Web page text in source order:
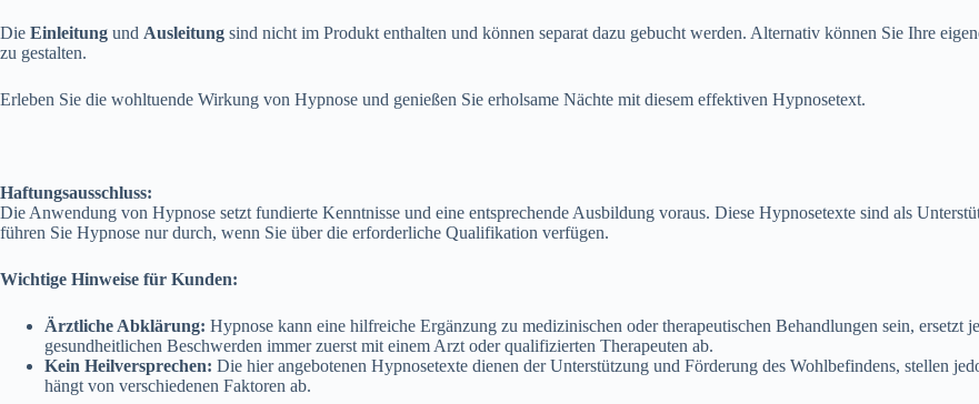
Die Einleitung und Ausleitung sind nicht im Produkt enthalten und können separat dazu gebucht werden. Alternativ können Sie Ihre
zu gestalten.
Erleben Sie die wohltuende Wirkung von Hypnose und genießen Sie erholsame Nächte mit diesem effektiven Hypnosetext.
Haftungsausschluss:
Die Anwendung von Hypnose setzt fundierte Kenntnisse und eine entsprechende Ausbildung voraus. Diese Hypnosetexte sind als
führen Sie Hypnose nur durch, wenn Sie über die erforderliche Qualifikation verfügen.
Wichtige Hinweise für Kunden:
Ärztliche Abklärung: Hypnose kann eine hilfreiche Ergänzung zu medizinischen oder therapeutischen Behandlungen sein,
gesundheitlichen Beschwerden immer zuerst mit einem Arzt oder qualifizierten Therapeuten ab.
Kein Heilversprechen: Die hier angebotenen Hypnosetexte dienen der Unterstützung und Förderung des Wohlbefindens, stellen
hängt von verschiedenen Faktoren ab.